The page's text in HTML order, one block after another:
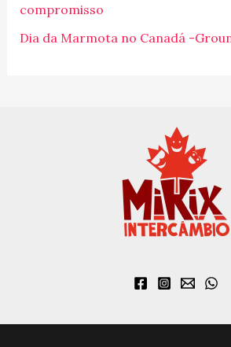
o
r
compromisso
Dia da Marmota no Canadá -